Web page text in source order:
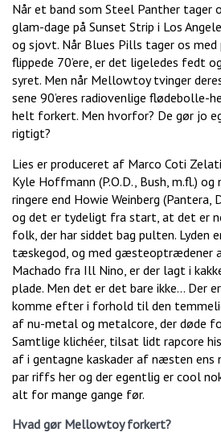
Når et band som Steel Panther tager
glam-dage på Sunset Strip i Los
og sjovt. Når Blues Pills tager os
flippede 70’ere, er det ligeledes fedt
syret. Men når Mellowtoy tvinger
sene 90’eres radiovenlige flødebolle-
helt forkert. Men hvorfor? De gør jo
rigtigt?
Lies er produceret af Marco Coti
Kyle Hoffmann (P.O.D., Bush, m.fl.)
ringere end Howie Weinberg
og det er tydeligt fra start, at det er
folk, der har siddet bag pulten. Lyden
tæskegod, og med gæsteoptrædener
Machado fra Ill Nino, er der lagt i
plade. Men det er det bare ikke… Der
komme efter i forhold til den
af nu-metal og metalcore, der døde
Samtlige klichéer, tilsat lidt rapcore
af i gentagne kaskader af næsten ens
par riffs her og der egentlig er cool
alt for mange gange før.
Hvad gør Mellowtoy forkert?